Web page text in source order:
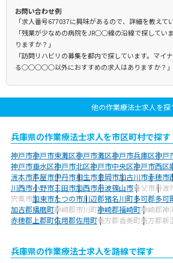
お問い合わせ例
「求人番号677037に興味があるので、詳細を教えて
「残業が少なめの病院をJR○○線の沿線で探してい
りますか？」
「訪問リハビリの募集を都内で探しています。マイ
る○○○○○以外におすすめの求人はありますか？」
他の作業療法士求人を探
兵庫県の作業療法士求人を市区町村で探す
神戸市神戸市東灘区神戸市灘区神戸市兵庫区神戸
神戸市垂水区神戸市北区神戸市中央区神戸市西区
洲本市芦屋市伊丹市相生市豊岡市加古川市赤穂市
川西市小野市三田市加西市丹波篠山市養父市丹波
宍粟市加東市たつの市川辺郡猪名川町多可郡多可
加古郡播磨町神崎郡市川町神崎郡福崎町神崎郡神
赤穂郡上郡町佐用郡佐用町美方郡香美町美方郡新
兵庫県の作業療法士求人を路線で探す